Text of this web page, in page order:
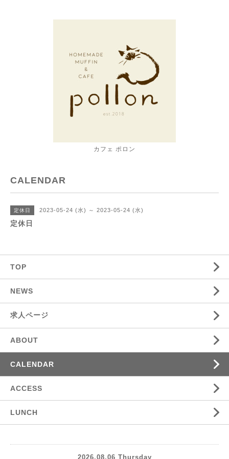
カフェ ポロン
CALENDAR
定休日 2023-05-24 (水) ～ 2023-05-24 (水)
定休日
TOP
NEWS
求人ページ
ABOUT
CALENDAR
ACCESS
LUNCH
2026.08.06 Thursday